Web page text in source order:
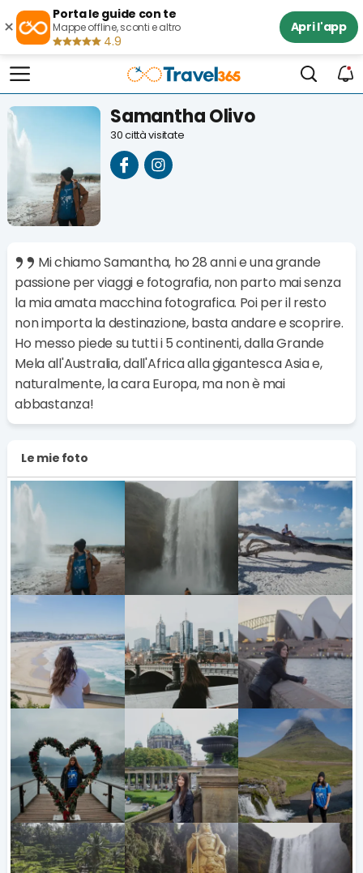
×
Porta le guide con te
Mappe offline, sconti e altro
4.9
Apri l'app
Samantha Olivo
30 città visitate
Mi chiamo Samantha, ho 28 anni e una grande
passione per viaggi e fotografia, non parto mai senza
la mia amata macchina fotografica. Poi per il resto
non importa la destinazione, basta andare e scoprire.
Ho messo piede su tutti i 5 continenti, dalla Grande
Mela all'Australia, dall'Africa alla gigantesca Asia e,
naturalmente, la cara Europa, ma non è mai
abbastanza!
Le mie foto